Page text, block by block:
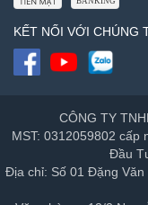
KẾT NỐI VỚI CHÚNG
CÔNG TY
MST: 0312059802 cấp
Đầu
Địa chỉ: Số 01 Đặng Văn